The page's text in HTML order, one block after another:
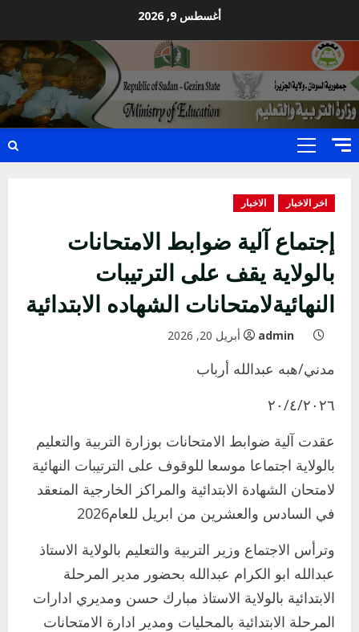
content
أغسطس 9, 2026
Primary
اخر الاخبار الاخبار
إجتماع آلية ضوابط الامتحانات
بالولاية يقف على الترتيبات
النهائيةلامتحانات الشهاده الابتدائية
admin أبريل 20, 2026
مدني/هبه عبدالله أرباب
٢٠/٤/٢٠٢٦
عقدت آلية ضوابط الامتحانات بوزارة التربية والتعليم
بالولاية اجتماعا موسعا للوقوف على الترتيبات النهائية
لامتحان الشهادة الابتدائية والمراكز الخارجية المنعقد
في السادس والعشرين من ابريل للعام2026
وترأس الاجتماع وزير التربية والتعليم بالولاية الاستاذ
عبدالله ابو الكرام عبدالله بحضور مدير المرحلة
الابتدائية بالولاية الاستاذ مبارك حسن ومديري ادارات
المرحلة الابتدائية بالمحليات ومدير ادارة الامتحانات